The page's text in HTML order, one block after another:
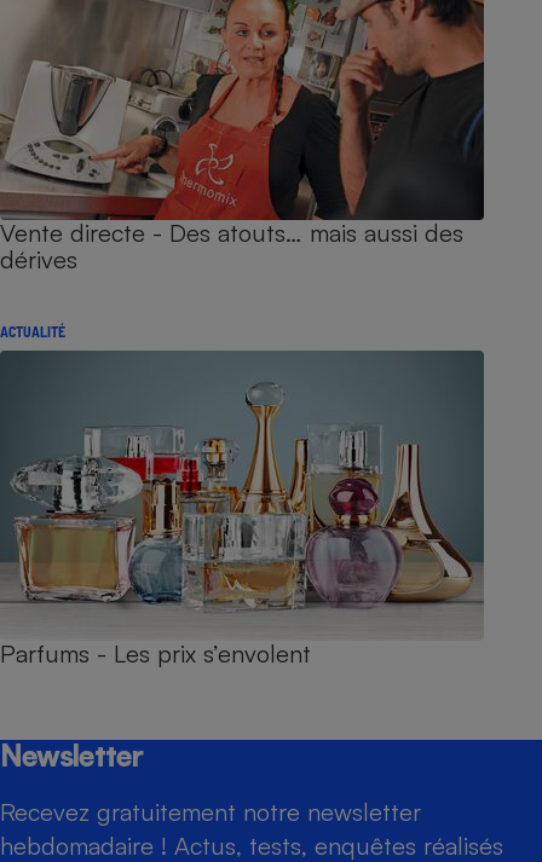
Vente directe - Des atouts… mais aussi des
dérives
ACTUALITÉ
Parfums - Les prix s’envolent
Newsletter
Recevez gratuitement notre newsletter
hebdomadaire ! Actus, tests, enquêtes réalisés